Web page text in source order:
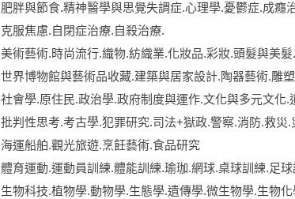
肥胖與節食.精神醫學與思覺失調症.心理學.憂鬱症.成癮
克服焦慮.自閉症治療.自殺治療.
美術藝術.時尚流行.織物.紡織業.化妝品.彩妝.頭髮與美
世界博物館與藝術品收藏.建築與居家設計.陶器藝術.雕
社會學.原住民.政治學.政府制度與運作.文化與多元文化.
批判性思考.考古學.犯罪研究.司法+獄政.警察.消防.救災
海運船舶.觀光旅遊.烹飪藝術.食品研究
體育運動.運動員訓練.體能訓練.瑜珈.網球.桌球訓練.足
生物科技.植物學.動物學.生態學.遺傳學.微生物學.生物